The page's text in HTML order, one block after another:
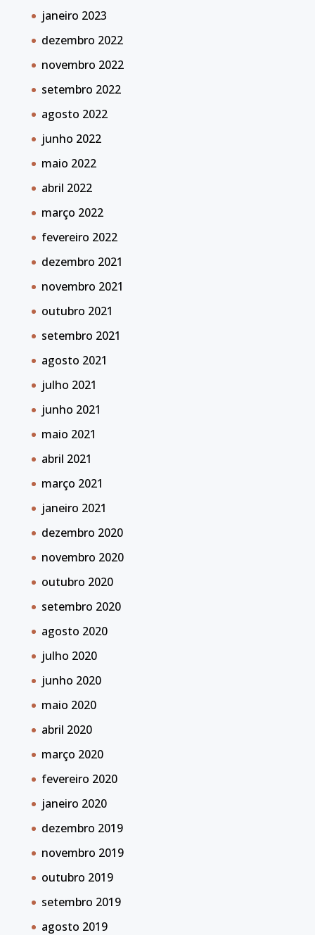
janeiro 2023
dezembro 2022
novembro 2022
setembro 2022
agosto 2022
junho 2022
maio 2022
abril 2022
março 2022
fevereiro 2022
dezembro 2021
novembro 2021
outubro 2021
setembro 2021
agosto 2021
julho 2021
junho 2021
maio 2021
abril 2021
março 2021
janeiro 2021
dezembro 2020
novembro 2020
outubro 2020
setembro 2020
agosto 2020
julho 2020
junho 2020
maio 2020
abril 2020
março 2020
fevereiro 2020
janeiro 2020
dezembro 2019
novembro 2019
outubro 2019
setembro 2019
agosto 2019